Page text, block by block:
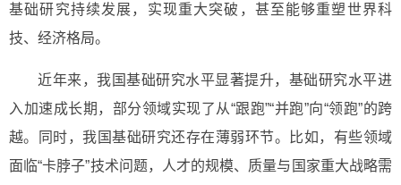
基础研究持续发展，实现重大突破，甚至能够重塑世界科
技、经济格局。
近年来，我国基础研究水平显著提升，基础研究水平进
入加速成长期，部分领域实现了从“跟跑”“并跑”向“领跑”的跨
越。同时，我国基础研究还存在薄弱环节。比如，有些领域
面临“卡脖子”技术问题，人才的规模、质量与国家重大战略需